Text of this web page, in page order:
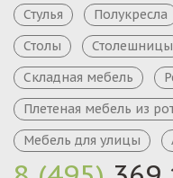
Стулья Полукресла
Столы
Столешницы
Складная мебель
Плетеная мебель из
Мебель для улицы